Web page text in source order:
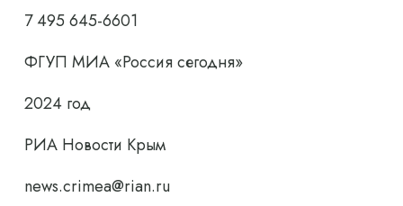
7 495 645-6601
ФГУП МИА «Россия сегодня»
2024 год
РИА Новости Крым
news.crimea@rian.ru